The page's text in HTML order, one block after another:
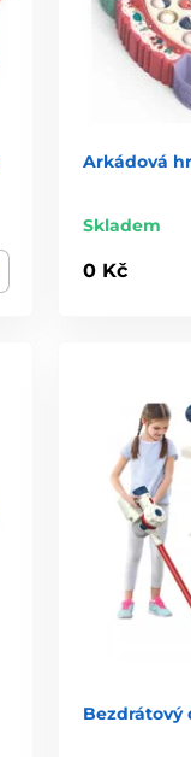
Arkádová
Skladem
0 Kč
Bezdrátový